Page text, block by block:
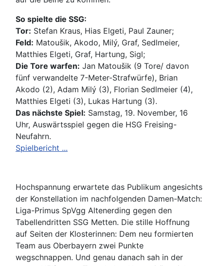
So spielte die SSG:
Tor: Stefan Kraus, Hias Elgeti, Paul Zauner;
Feld: Matoušik, Akodo, Milý, Graf, Sedlmeier,
Matthies Elgeti, Graf, Hartung, Sigl;
Die Tore warfen: Jan Matoušik (9 Tore/ davon
fünf verwandelte 7-Meter-Strafwürfe), Brian
Akodo (2), Adam Milý (3), Florian Sedlmeier (4),
Matthies Elgeti (3), Lukas Hartung (3).
Das nächste Spiel: Samstag, 19. November, 16
Uhr, Auswärtsspiel gegen die HSG Freising-
Neufahrn.
Spielbericht ...
Hochspannung erwartete das Publikum angesichts
der Konstellation im nachfolgenden Damen-Match:
Liga-Primus SpVgg Altenerding gegen den
Tabellendritten SSG Metten. Die stille Hoffnung
auf Seiten der Klosterinnen: Dem neu formierten
Team aus Oberbayern zwei Punkte
wegschnappen. Und genau danach sah in der